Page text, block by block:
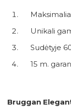
Unikali
Sudėtyje
15 m.
Bruggan